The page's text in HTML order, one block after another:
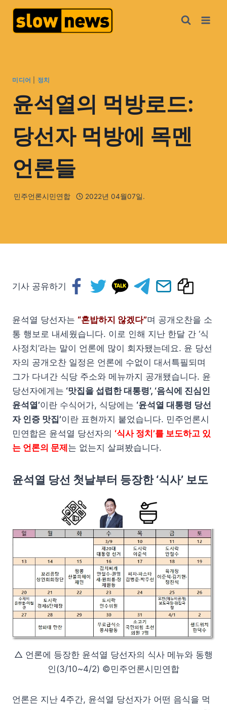
미디어 정치
윤석열의 먹방로드:
당선자 먹방에 목멘
언론들
민주언론시민연합 2022년 04월07일.
기사 공유하기
윤석열 당선자는 “혼밥하지 않겠다”며 공개오찬을 소
통 행보로 내세웠습니다. 이로 인해 지난 한달 간 ‘식
사정치’라는 말이 언론에 많이 회자됐는데요. 윤 당선
자의 공개오찬 일정은 언론에 수없이 대서특필되며
그가 다녀간 식당 주소와 메뉴까지 공개됐습니다. 윤
당선자에게는 ‘맛집을 섭렵한 대통령’, ‘음식에 진심인
윤석열’이란 수식어가, 식당에는 ‘윤석열 대통령 당선
자 인증 맛집’이란 표현까지 붙었습니다. 민주언론시
민연합은 윤석열 당선자의 ‘식사 정치’를 보도하고 있
는 언론의 문제 는 없는지 살펴봤습니다.
윤석열 당선 첫날부터 등장한 ‘식사’ 보도
△ 언론에 등장한 윤석열 당선자의 식사 메뉴와 동행
인(3/10~4/2) ©민주언론시민연합
언론은 지난 4주간, 윤석열 당선자가 어떤 음식을 먹